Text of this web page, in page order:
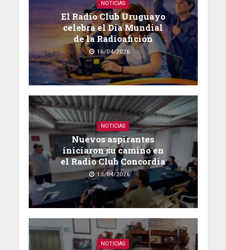
NOTICIAS
El Radio Club Uruguayo
celebra el Día Mundial
de la Radioafición
16/04/2026
NOTICIAS
Nuevos aspirantes
iniciaron su camino en
el Radio Club Concordia
13/04/2026
NOTICIAS